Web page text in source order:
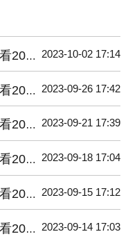
2023-10-02 17:14
2023-09-26 17:42
2023-09-21 17:39
2023-09-18 17:04
2023-09-15 17:12
2023-09-14 17:03